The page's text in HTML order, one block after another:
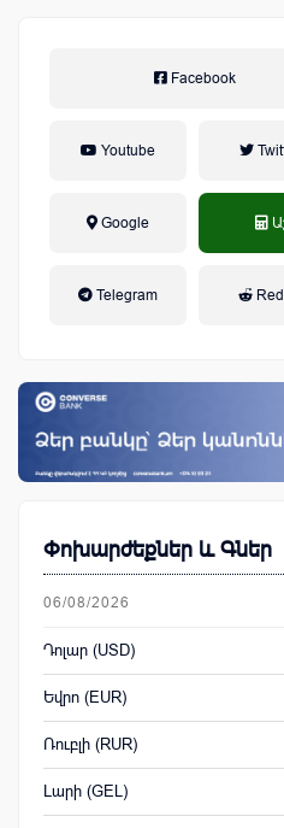
Facebook
Youtube
Google
Telegram
Փոխարժեքներ և Գներ
06/08/2026
Դոլար (USD)
Եվրո (EUR)
Ռուբլի (RUR)
Լարի (GEL)